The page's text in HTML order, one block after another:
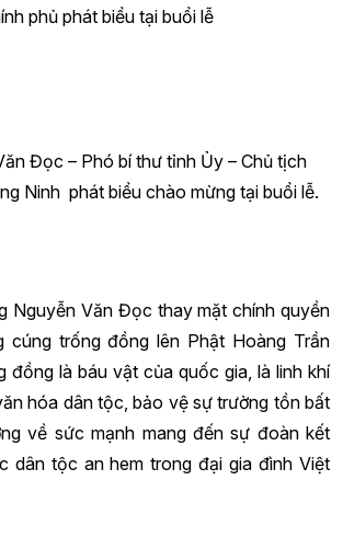
phủ phát biểu tại buổi lễ
Đọc – Phó bí thư tỉnh Ủy – Chủ tịch
Ninh phát biểu chào mừng tại buổi lễ.
Nguyễn Văn Đọc thay mặt chính quyền
cúng trống đồng lên Phật Hoàng Trần
đồng là báu vật của quốc gia, là linh khí
hóa dân tộc, bảo vệ sự trường tồn bất
về sức mạnh mang đến sự đoàn kết
dân tộc an hem trong đại gia đình Việt